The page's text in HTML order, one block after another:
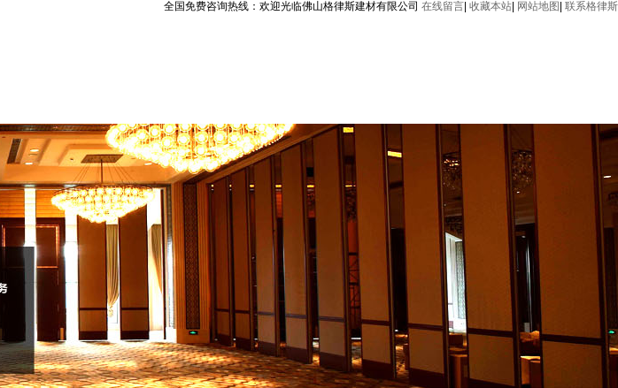
欢迎光临佛山格律斯建材有限公司 在线留言 收藏本站 网站地图 联系格律斯
全国免费咨询热线：